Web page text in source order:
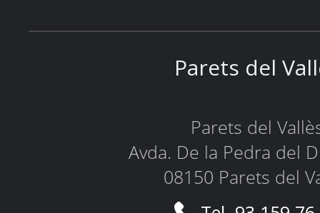
Parets del
Parets del
Avda. De la Pedra del
08150 Parets del